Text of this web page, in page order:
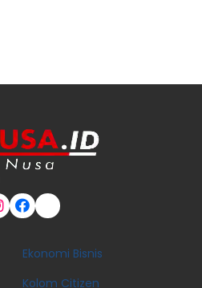
Ekonomi Bisnis
Kolom Citizen